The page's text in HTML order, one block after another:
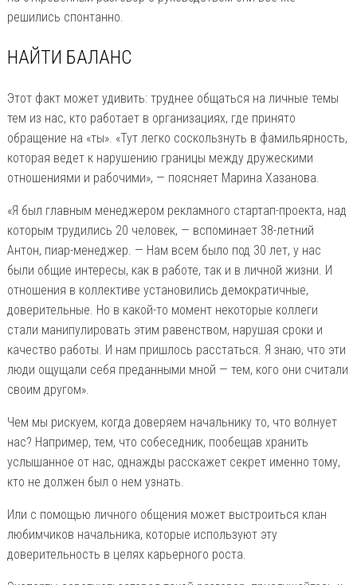
решились спонтанно.
НАЙТИ БАЛАНС
Этот факт может удивить: труднее общаться на личные темы
тем из нас, кто работает в организациях, где принято
обращение на «ты». «Тут легко соскользнуть в фамильярность,
которая ведет к нарушению границы между дружескими
отношениями и рабочими», — поясняет Марина Хазанова.
«Я был главным менеджером рекламного стартап-проекта, над
которым трудились 20 человек, — вспоминает 38-летний
Антон, пиар-менеджер. — Нам всем было под 30 лет, у нас
были общие интересы, как в работе, так и в личной жизни. И
отношения в коллективе установились демократичные,
доверительные. Но в какой-то момент некоторые коллеги
стали манипулировать этим равенством, нарушая сроки и
качество работы. И нам пришлось расстаться. Я знаю, что эти
люди ощущали себя преданными мной — тем, кого они считали
своим другом».
Чем мы рискуем, когда доверяем начальнику то, что волнует
нас? Например, тем, что собеседник, пообещав хранить
услышанное от нас, однажды расскажет секрет именно тому,
кто не должен был о нем узнать.
Или с помощью личного общения может выстроиться клан
любимчиков начальника, которые используют эту
доверительность в целях карьерного роста.